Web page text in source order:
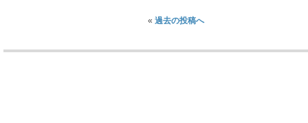
« 過去の投稿へ